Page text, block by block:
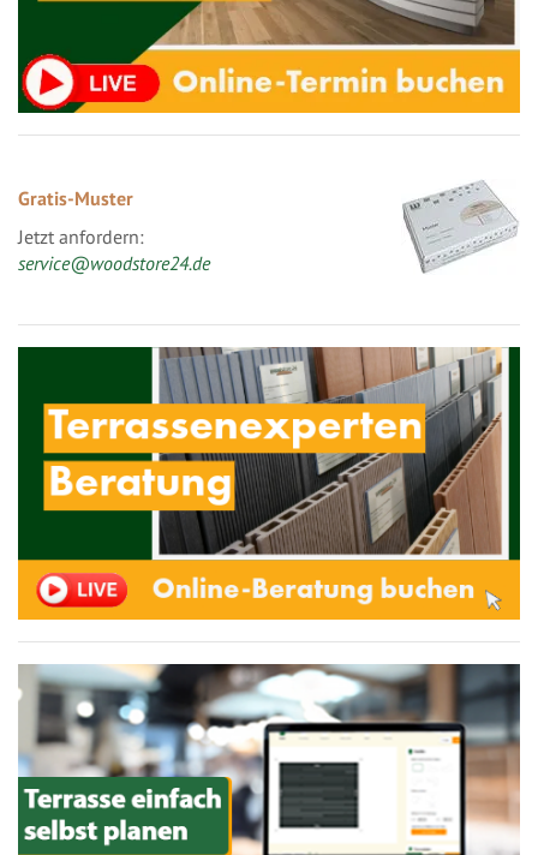
Gratis-Muster
Jetzt anfordern:
service@woodstore24.de